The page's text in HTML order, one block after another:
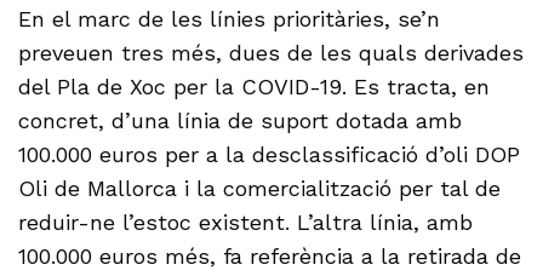
En el marc de les línies prioritàries, se’n
preveuen tres més, dues de les quals derivades
del Pla de Xoc per la COVID-19. Es tracta, en
concret, d’una línia de suport dotada amb
100.000 euros per a la desclassificació d’oli DOP
Oli de Mallorca i la comercialització per tal de
reduir-ne l’estoc existent. L’altra línia, amb
100.000 euros més, fa referència a la retirada de